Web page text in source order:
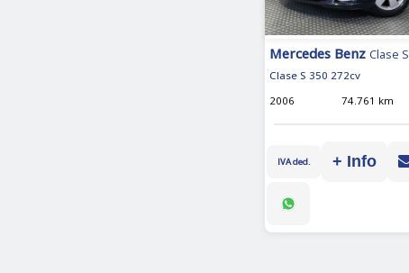
Mercedes Benz Clase S
Clase S 350 272cv
2006
74.761 km
IVA ded. + Info